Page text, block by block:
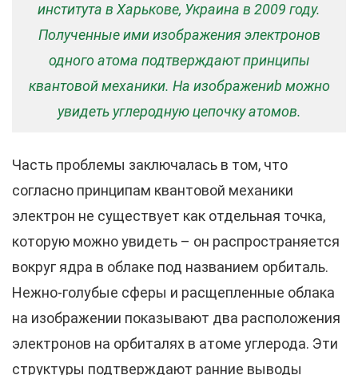
института в Харькове, Украина в 2009 году.
Полученные ими изображения электронов
одного атома подтверждают принципы
квантовой механики. На изображениb можно
увидеть углеродную цепочку атомов.
Часть проблемы заключалась в том, что
согласно принципам квантовой механики
электрон не существует как отдельная точка,
которую можно увидеть – он распространяется
вокруг ядра в облаке под названием орбиталь.
Нежно-голубые сферы и расщепленные облака
на изображении показывают два расположения
электронов на орбиталях в атоме углерода. Эти
структуры подтверждают ранние выводы